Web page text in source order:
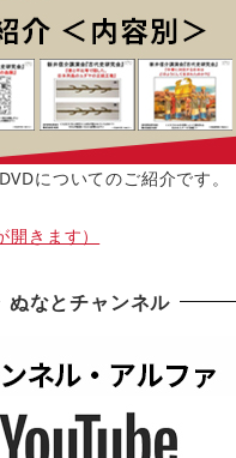
についてのご紹介です。
きます）
ぬなとチャンネル